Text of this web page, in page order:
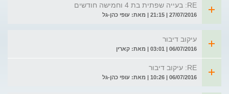
RE: בעייה שפתית בת 4 וחמישה חודשים
27/07/2016 | 21:15 | מאת: עופי כהן-גל
עיקוב דיבור
06/07/2016 | 03:01 | מאת: קארין
RE: עיקוב דיבור
06/07/2016 | 10:26 | מאת: עופי כהן-גל